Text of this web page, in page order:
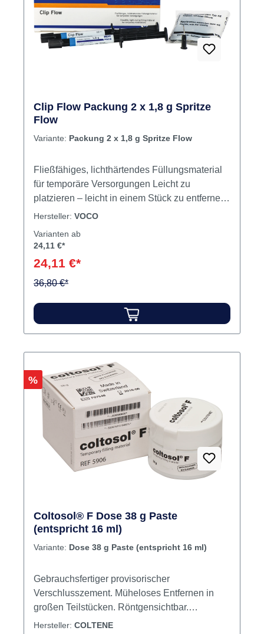
Clip Flow Packung 2 x 1,8 g Spritze
Flow
Variante: Packung 2 x 1,8 g Spritze Flow
Fließfähiges, lichthärtendes Füllungsmaterial
für temporäre Versorgungen Leicht zu
platzieren – leicht in einem Stück zu entfernen
Präparationsgrenzen bleiben erhalten
Zeitsparend durch Lichthärtung Elastisch
Hersteller: VOCO
Varianten ab
24,11 €*
24,11 €*
36,80 €*
Rabatt
%
Coltosol® F Dose 38 g Paste
(entspricht 16 ml)
Variante: Dose 38 g Paste (entspricht 16 ml)
Gebrauchsfertiger provisorischer
Verschlusszement. Müheloses Entfernen in
großen Teilstücken. Röntgensichtbar.
Eugenolfrei. Inhalt 38 g Paste (entspricht 16
Hersteller: COLTENE